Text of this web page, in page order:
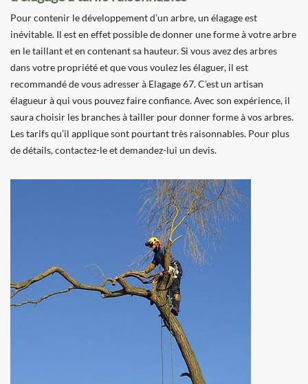
Pour contenir le développement d’un arbre, un élagage est
inévitable. Il est en effet possible de donner une forme à votre arbre
en le taillant et en contenant sa hauteur. Si vous avez des arbres
dans votre propriété et que vous voulez les élaguer, il est
recommandé de vous adresser à Elagage 67. C’est un artisan
élagueur à qui vous pouvez faire confiance. Avec son expérience, il
saura choisir les branches à tailler pour donner forme à vos arbres.
Les tarifs qu’il applique sont pourtant très raisonnables. Pour plus
de détails, contactez-le et demandez-lui un devis.